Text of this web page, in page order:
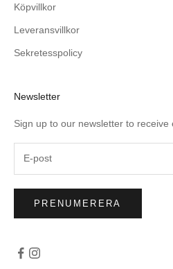
Köpvillkor
Leveransvillkor
Sekretesspolicy
Newsletter
Sign up to our newsletter to receive
PRENUMERERA